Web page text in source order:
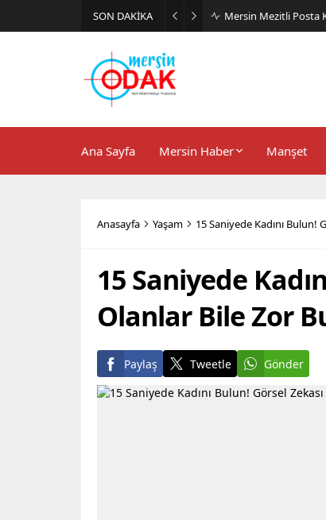
SON DAKİKA Günlük Stil İçin
Ana Sayfa Mersin Haber Manşet
Anasayfa Yaşam 15 Saniyede Kadını Bulun!
15 Saniyede
Olanlar Bile Zor
Paylaş Tweetle Gönder